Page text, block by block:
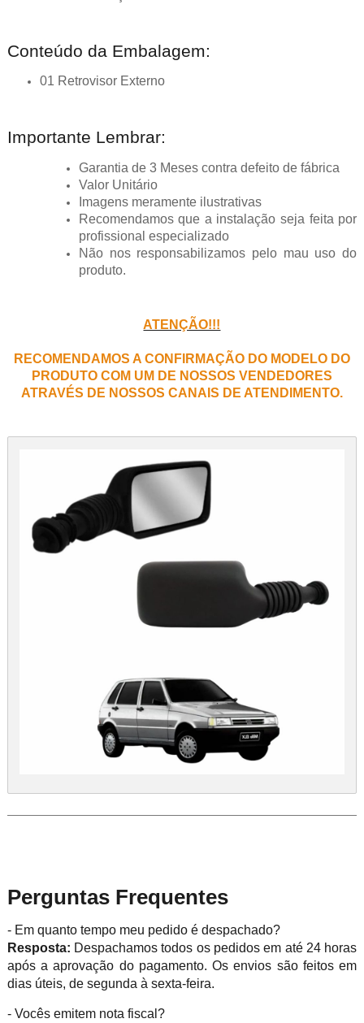
Conteúdo da Embalagem:
01 Retrovisor Externo
Importante Lembrar:
Garantia de 3 Meses contra defeito de fábrica
Valor Unitário
Imagens meramente ilustrativas
Recomendamos que a instalação seja feita por
profissional especializado
Não nos responsabilizamos pelo mau uso do
produto.
ATENÇÃO!!!
RECOMENDAMOS A CONFIRMAÇÃO DO MODELO DO
PRODUTO COM UM DE NOSSOS VENDEDORES
ATRAVÉS DE NOSSOS CANAIS DE ATENDIMENTO.
Perguntas Frequentes
- Em quanto tempo meu pedido é despachado?
Resposta: Despachamos todos os pedidos em até 24 horas
após a aprovação do pagamento. Os envios são feitos em
dias úteis, de segunda à sexta-feira.
- Vocês emitem nota fiscal?